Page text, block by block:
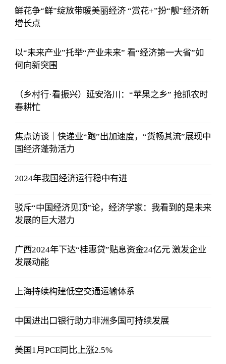
鲜花争“鲜”绽放带暖美丽经济 “赏花+”扮“靓”经济新
增长点
以“未来产业”托举“产业未来” 看“经济第一大省”如
何向新突围
（乡村行·看振兴）延安洛川：“苹果之乡” 抢抓农时
春耕忙
焦点访谈｜快递业“跑”出加速度，“货畅其流”展现中
国经济蓬勃活力
2024年我国经济运行稳中有进
驳斥“中国经济见顶”论，经济学家：我看到的是未来
发展的巨大潜力
广西2024年下达“桂惠贷”贴息资金24亿元 激发企业
发展动能
上海持续构建低空交通运输体系
中国进出口银行助力非洲多国可持续发展
美国1月PCE同比上涨2.5%